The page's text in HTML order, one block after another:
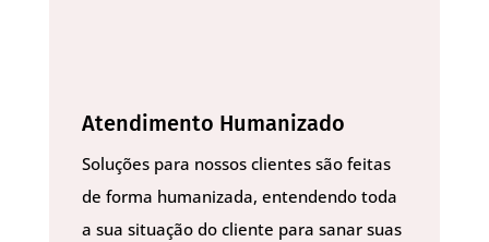
Atendimento Humanizado
Soluções para nossos clientes são feitas
de forma humanizada, entendendo toda
a sua situação do cliente para sanar suas